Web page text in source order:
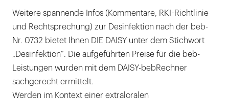
Weitere spannende Infos (Kommentare, RKI-Richtlinie
und Rechtsprechung) zur Desinfektion nach der beb-
Nr. 0732 bietet Ihnen DIE DAISY unter dem Stichwort
„Desinfektion“. Die aufgeführten Preise für die beb-
Leistungen wurden mit dem DAISY-bebRechner
sachgerecht ermittelt.
Werden im Kontext einer extraloralen